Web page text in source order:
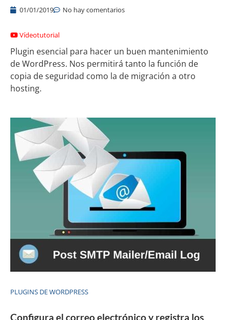
01/01/2019 No hay comentarios
Vídeotutorial
Plugin esencial para hacer un buen mantenimiento
de WordPress. Nos permitirá tanto la función de
copia de seguridad como la de migración a otro
hosting.
PLUGINS DE WORDPRESS
Configura el correo electrónico y registra los